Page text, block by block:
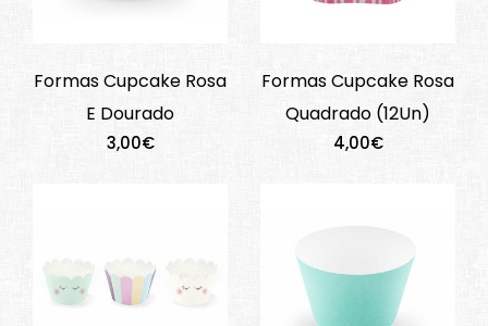
Formas Cupcake Rosa
E Dourado
3,00€
Formas Cupcake Rosa
Quadrado (12Un)
4,00€